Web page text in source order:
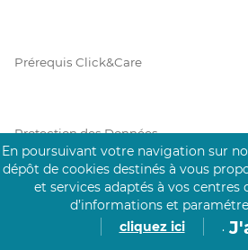
Prérequis Click&Care
Protection des Données
Vie Privée
En poursuivant votre navigation sur
dépôt de cookies destinés à vous
et services adaptés à vos centres
d’informations et
cliquez ici
.